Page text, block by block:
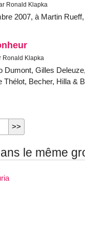
Ronald Klapka
2007, à Martin
Ronald Klapka
Gilles
Thélot, Becher, Hilla &
le même